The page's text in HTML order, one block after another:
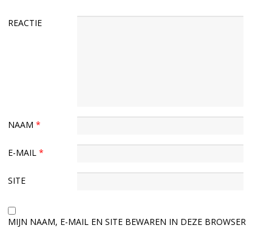
REACTIE
NAAM*
E-MAIL*
SITE
MIJN NAAM, E-MAIL EN SITE BEWAREN IN DEZE BROWSER